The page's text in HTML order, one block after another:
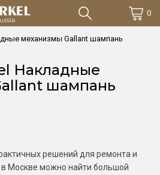
0
механизмы Gallant шампань
Накладные
шампань
решений для ремонта и
Москве можно найти большой